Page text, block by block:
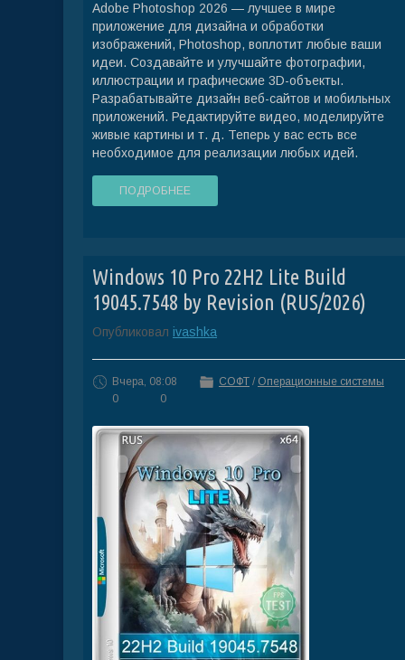
Adobe Photoshop 2026 — лучшее в мире
приложение для дизайна и обработки
изображений, Photoshop, воплотит любые ваши
идеи. Создавайте и улучшайте фотографии,
иллюстрации и графические 3D-объекты.
Разрабатывайте дизайн веб-сайтов и мобильных
приложений. Редактируйте видео, моделируйте
живые картины и т. д. Теперь у вас есть все
необходимое для реализации любых идей.
ПОДРОБНЕЕ
Windows 10 Pro 22H2 Lite Build
19045.7548 by Revision (RUS/2026)
Опубликовал ivashka
Вчера, 08:08 СОФТ / Операционные системы
0
0